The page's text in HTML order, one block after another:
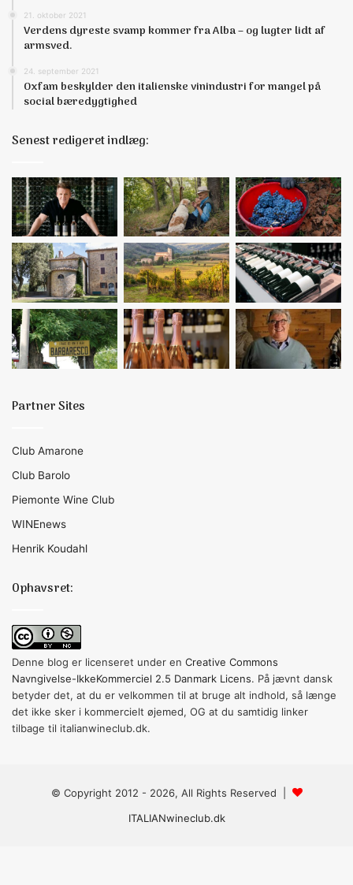
21. oktober 2021
Verdens dyreste svamp kommer fra Alba – og lugter lidt af
armsved.
24. september 2021
Oxfam beskylder den italienske vinindustri for mangel på
social bæredygtighed
Senest redigeret indlæg:
Partner Sites
Club Amarone
Club Barolo
Piemonte Wine Club
WINEnews
Henrik Koudahl
Ophavsret:
Denne blog er licenseret under en Creative Commons
Navngivelse-IkkeKommerciel 2.5 Danmark Licens. På jævnt dansk
betyder det, at du er velkommen til at bruge alt indhold, så længe
det ikke sker i kommercielt øjemed, OG at du samtidig linker
tilbage til italianwineclub.dk.
© Copyright 2012 - 2026, All Rights Reserved |
ITALIANwineclub.dk